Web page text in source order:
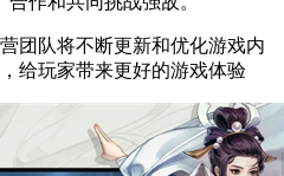
团队将不断更新和优化游戏内
给玩家带来更好的游戏体验